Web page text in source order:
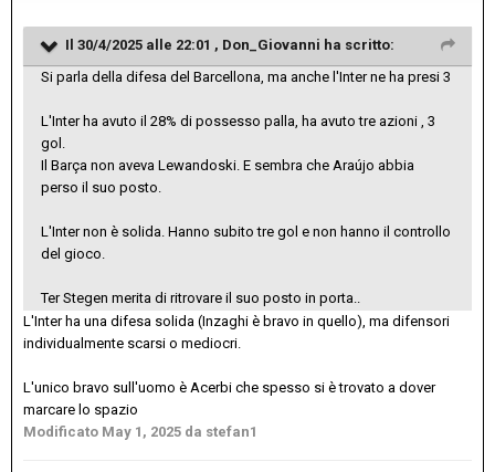
Il 30/4/2025 alle 22:01 , Don_Giovanni ha scritto:
Si parla della difesa del Barcellona, ma anche l'Inter ne ha presi 3
L'Inter ha avuto il 28% di possesso palla, ha avuto tre azioni , 3
gol.
Il Barça non aveva Lewandoski. E sembra che Araújo abbia
perso il suo posto.
L'Inter non è solida. Hanno subito tre gol e non hanno il controllo
del gioco.
Ter Stegen merita di ritrovare il suo posto in porta..
L'Inter ha una difesa solida (Inzaghi è bravo in quello), ma difensori
individualmente scarsi o mediocri.
L'unico bravo sull'uomo è Acerbi che spesso si è trovato a dover
marcare lo spazio
Modificato May 1, 2025 da stefan1